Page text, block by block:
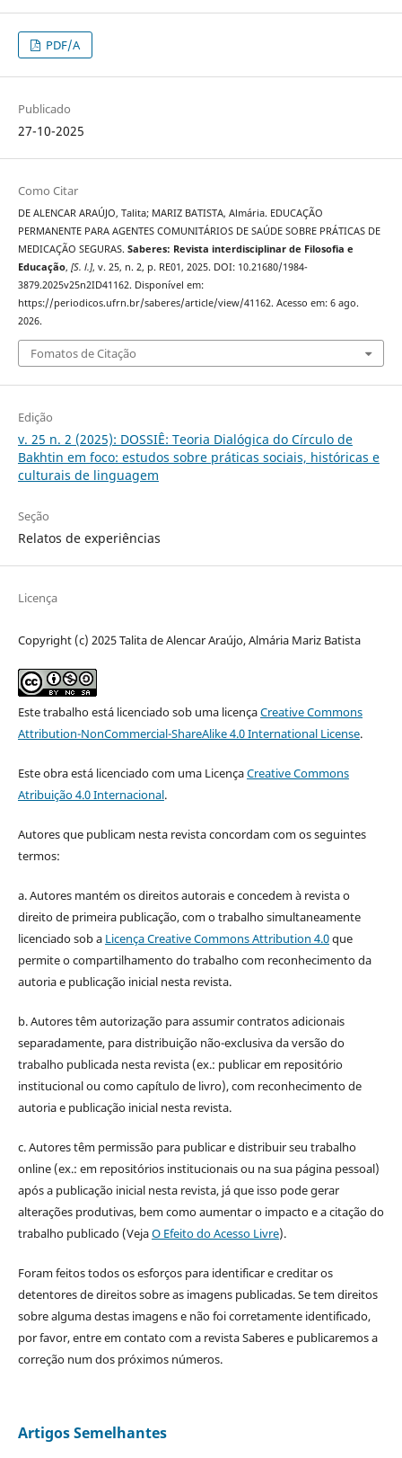
PDF/A
Publicado
27-10-2025
Como Citar
DE ALENCAR ARAÚJO, Talita; MARIZ BATISTA, Almária. EDUCAÇÃO
PERMANENTE PARA AGENTES COMUNITÁRIOS DE SAÚDE SOBRE PRÁTICAS DE
MEDICAÇÃO SEGURAS. Saberes: Revista interdisciplinar de Filosofia e
Educação, [S. l.], v. 25, n. 2, p. RE01, 2025. DOI: 10.21680/1984-
3879.2025v25n2ID41162. Disponível em:
https://periodicos.ufrn.br/saberes/article/view/41162. Acesso em: 6 ago.
2026.
Fomatos de Citação
Edição
v. 25 n. 2 (2025): DOSSIÊ: Teoria Dialógica do Círculo de
Bakhtin em foco: estudos sobre práticas sociais, históricas e
culturais de linguagem
Seção
Relatos de experiências
Licença
Copyright (c) 2025 Talita de Alencar Araújo, Almária Mariz Batista
Este trabalho está licenciado sob uma licençaCreative Commons
Attribution-NonCommercial-ShareAlike 4.0 International License.
Este obra está licenciado com uma LicençaCreative Commons
Atribuição 4.0 Internacional.
Autores que publicam nesta revista concordam com os seguintes
termos:
a. Autores mantém os direitos autorais e concedem à revista o
direito de primeira publicação, com o trabalho simultaneamente
licenciado sob a Licença Creative Commons Attribution 4.0que
permite o compartilhamento do trabalho com reconhecimento da
autoria e publicação inicial nesta revista.
b. Autores têm autorização para assumir contratos adicionais
separadamente, para distribuição não-exclusiva da versão do
trabalho publicada nesta revista (ex.: publicar em repositório
institucional ou como capítulo de livro), com reconhecimento de
autoria e publicação inicial nesta revista.
c. Autores têm permissão para publicar e distribuir seu trabalho
online (ex.: em repositórios institucionais ou na sua página pessoal)
após a publicação inicial nesta revista, já que isso pode gerar
alterações produtivas, bem como aumentar o impacto e a citação do
trabalho publicado (VejaO Efeito do Acesso Livre).
Foram feitos todos os esforços para identificar e creditar os
detentores de direitos sobre as imagens publicadas. Se tem direitos
sobre alguma destas imagens e não foi corretamente identificado,
por favor, entre em contato com a revista Saberes e publicaremos a
correção num dos próximos números.
Artigos Semelhantes